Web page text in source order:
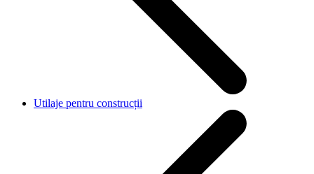
Utilaje pentru construcții